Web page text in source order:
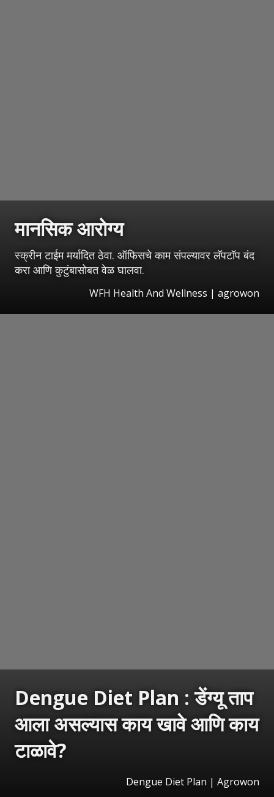
मानसिकआरोग्य
स्क्रीन टाईम मर्यादित ठेवा. ऑफिसचे काम संपल्यावर लॅपटॉप बंद
करा आणि कुटुंबासोबत वेळ घालवा.
WFH Health And Wellness | agrowon
Dengue Diet Plan : डेंग्यू ताप
आला असल्यास काय खावे आणि काय
टाळावे?
Dengue Diet Plan | Agrowon